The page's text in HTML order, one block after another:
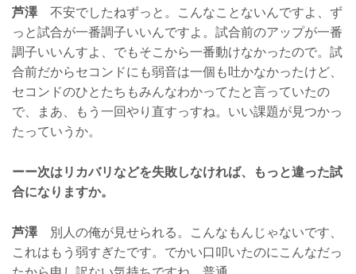
芦澤不安でしたねずっと。こんなことないんですよ、ず
っと試合が一番調子いいんですよ。試合前のアップが一番
調子いいんすよ、でもそこから一番動けなかったので。試
合前だからセコンドにも弱音は一個も吐かなかったけど、
セコンドのひとたちもみんなわかってたと言っていたの
で、まあ、もう一回やり直すっすね。いい課題が見つかっ
たっていうか。
ーー次はリカバリなどを失敗しなければ、もっと違った試
合になりますか。
芦澤別人の俺が見せられる。こんなもんじゃないです、
これはもう弱すぎたです。でかい口叩いたのにこんなだっ